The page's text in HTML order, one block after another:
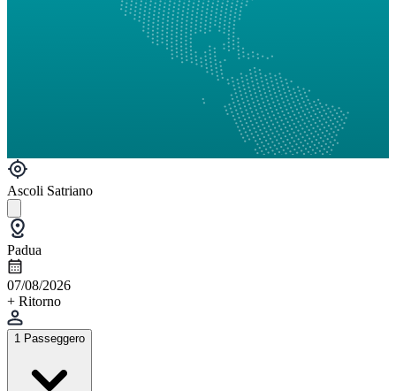
Ascoli Satriano
Padua
07/08/2026
+ Ritorno
1 Passeggero